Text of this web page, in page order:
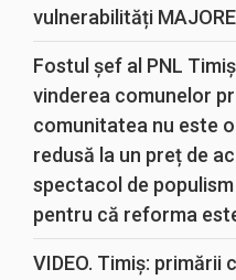
vulnerabilități MAJORE
Fostul șef al PNL
vinderea comunelor
comunitatea nu este
redusă la un preț de
spectacol de
pentru că reforma
VIDEO. Timiș: primării